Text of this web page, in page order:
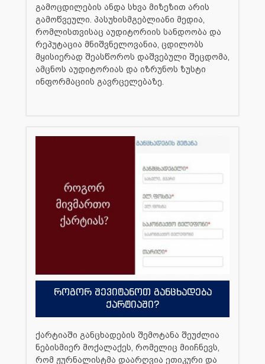
გამოცდილების ანდა სხვა მიზეზით არის
გამოწვეული. პასუხისმგებლიანი მედია,
რომლისთვისაც აუდიტორიის სანდოობა და
რეპუტაცია მნიშვნელოვანია, ცდილობს
მყისიერად შეასწოროს დაშვებული შეცდომა,
ამცნოს აუდიტორიას და იზრუნოს ზუსტი
ინფორმაციის გავრცელებაზე.
როგორ შევიტანოთ განცხადება
ქარტიაში?
ქარტიაში განცხადების შემოტანა შეუძლია
ნებისმიერ მოქალაქეს, რომელიც მიიჩნევს,
რომ ჟურნალისტმა დაარღვია ეთიკური და